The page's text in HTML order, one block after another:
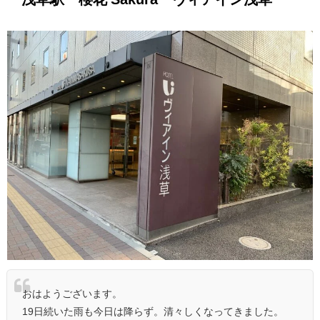
おはようございます。
19日続いた雨も今日は降らず。清々しくなってきました。